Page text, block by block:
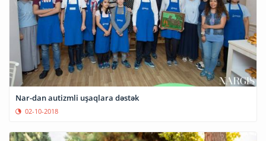
Nar-dan autizmli uşaqlara dəstək
02-10-2018